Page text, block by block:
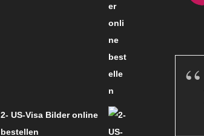
2- US-Visa Bilder online
bestellen